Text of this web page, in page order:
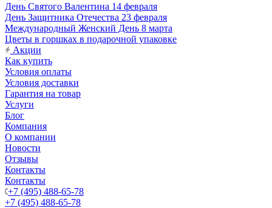
День Святого Валентина 14 февраля
День Защитника Отечества 23 февраля
Международный Женский День 8 марта
Цветы в горшках в подарочной упаковке
Акции
Как купить
Условия оплаты
Условия доставки
Гарантия на товар
Услуги
Блог
Компания
О компании
Новости
Отзывы
Контакты
Контакты
+7 (495) 488-65-78
+7 (495) 488-65-78